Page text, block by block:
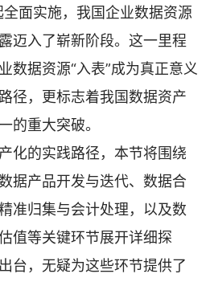
面实施，我国企业数据资源
迈入了崭新阶段。这一里程
数据资源“入表”成为真正意义
径，更标志着我国数据资产
的重大突破。
化的实践路径，本节将围绕
据产品开发与迭代、数据合
准归集与会计处理，以及数
值等关键环节展开详细探
台，无疑为这些环节提供了